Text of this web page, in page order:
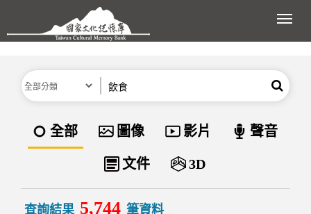
跳到主要內容區塊
展
分類 搜尋
資料類型
全部 圖像 影片 聲音
文件 3D
查詢結果 5,744 筆資料